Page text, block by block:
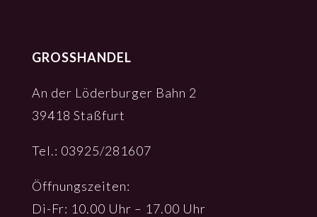
GROSSHANDEL
An der Löder­bur­ger Bahn 2
39418 Staß­furt
Tel.: 03925/281607
Öffnungs­zei­ten:
Di-Fr: 10.00 Uhr – 17.00 Uhr